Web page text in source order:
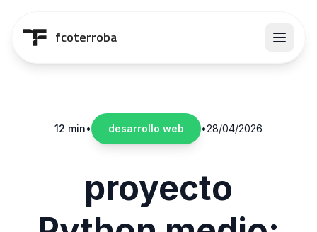
fcoterroba
12 min• desarrollo web •28/04/2026
proyecto